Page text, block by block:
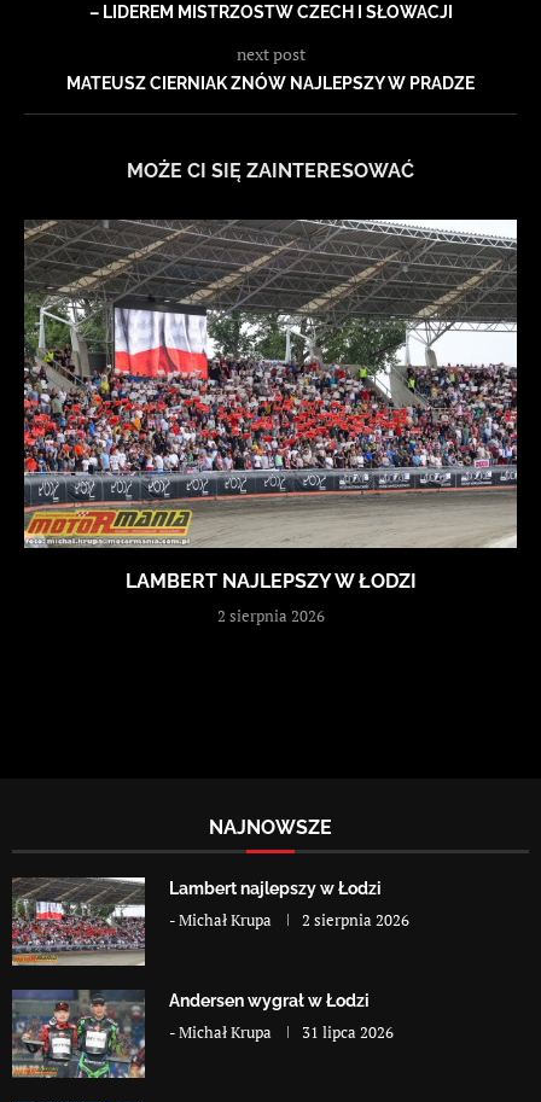
– LIDEREM MISTRZOSTW CZECH I SŁOWACJI
next post
MATEUSZ CIERNIAK ZNÓW NAJLEPSZY W PRADZE
MOŻE CI SIĘ ZAINTERESOWAĆ
LAMBERT NAJLEPSZY W ŁODZI
2 sierpnia 2026
NAJNOWSZE
Lambert najlepszy w Łodzi
-Michał Krupa 2 sierpnia 2026
Andersen wygrał w Łodzi
-Michał Krupa 31 lipca 2026